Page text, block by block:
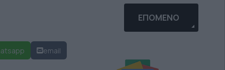
ΤΗΣ JENNIFER LAWRENCE ΕΠΌΜΕΝΟ ΆΡΘΡΟ: Η
ΕΠΌΜΕΝΟ
email